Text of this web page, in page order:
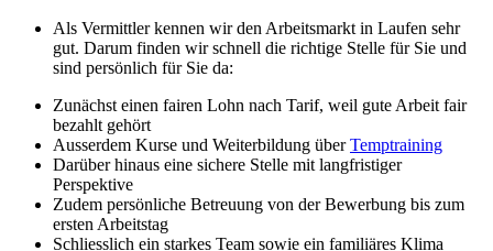
Als Vermittler kennen wir den Arbeitsmarkt in Laufen sehr
gut. Darum finden wir schnell die richtige Stelle für Sie und
sind persönlich für Sie da:
Zunächst einen fairen Lohn nach Tarif, weil gute Arbeit fair
bezahlt gehört
Ausserdem Kurse und Weiterbildung überTemptraining
Darüber hinaus eine sichere Stelle mit langfristiger
Perspektive
Zudem persönliche Betreuung von der Bewerbung bis zum
ersten Arbeitstag
Schliesslich ein starkes Team sowie ein familiäres Klima